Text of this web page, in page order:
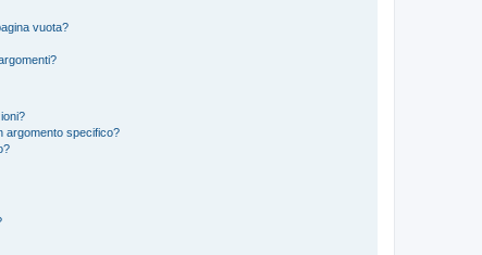
vuota?
argomento specifico?